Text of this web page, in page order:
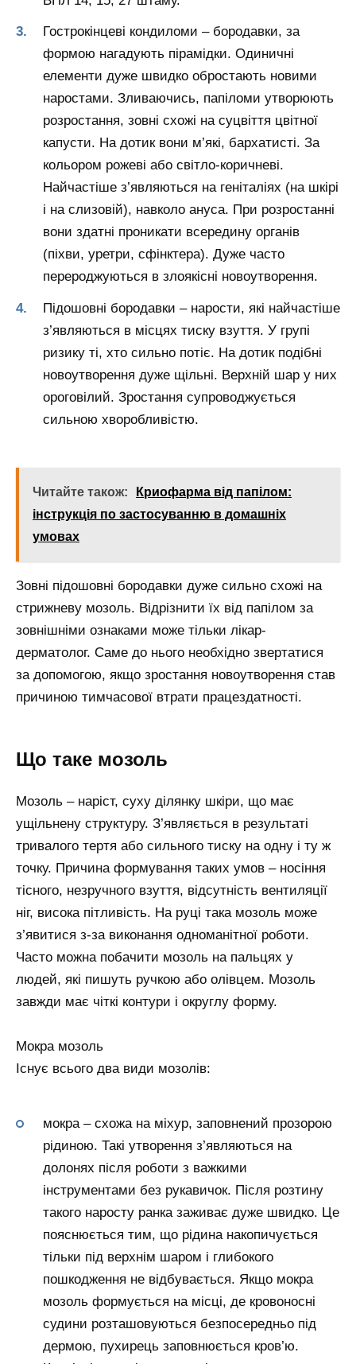
Гострокінцеві кондиломи – бородавки, за
формою нагадують пірамідки. Одиничні
елементи дуже швидко обростають новими
наростами. Зливаючись, папіломи утворюють
розростання, зовні схожі на суцвіття цвітної
капусти. На дотик вони м’які, бархатисті. За
кольором рожеві або світло-коричневі.
Найчастіше з’являються на геніталіях (на шкірі
і на слизовій), навколо ануса. При розростанні
вони здатні проникати всередину органів
(піхви, уретри, сфінктера). Дуже часто
перероджуються в злоякісні новоутворення.
Підошовні бородавки – нарости, які найчастіше
з’являються в місцях тиску взуття. У групі
ризику ті, хто сильно потіє. На дотик подібні
новоутворення дуже щільні. Верхній шар у них
ороговілий. Зростання супроводжується
сильною хворобливістю.
Читайте також:
Криофарма від папілом:
інструкція по застосуванню в домашніх
умовах
Зовні підошовні бородавки дуже сильно схожі на
стрижневу мозоль. Відрізнити їх від папілом за
зовнішніми ознаками може тільки лікар-
дерматолог. Саме до нього необхідно звертатися
за допомогою, якщо зростання новоутворення став
причиною тимчасової втрати працездатності.
Що таке мозоль
Мозоль – наріст, суху ділянку шкіри, що має
ущільнену структуру. З’являється в результаті
тривалого тертя або сильного тиску на одну і ту ж
точку. Причина формування таких умов – носіння
тісного, незручного взуття, відсутність вентиляції
ніг, висока пітливість. На руці така мозоль може
з’явитися з-за виконання одноманітної роботи.
Часто можна побачити мозоль на пальцях у
людей, які пишуть ручкою або олівцем. Мозоль
завжди має чіткі контури і округлу форму.
Мокра мозоль
Існує всього два види мозолів:
мокра – схожа на міхур, заповнений прозорою
рідиною. Такі утворення з’являються на
долонях після роботи з важкими
інструментами без рукавичок. Після розтину
такого наросту ранка заживає дуже швидко. Це
пояснюється тим, що рідина накопичується
тільки під верхнім шаром і глибокого
пошкодження не відбувається. Якщо мокра
мозоль формується на місці, де кровоносні
судини розташовуються безпосередньо під
дермою, пухирець заповнюється кров’ю.